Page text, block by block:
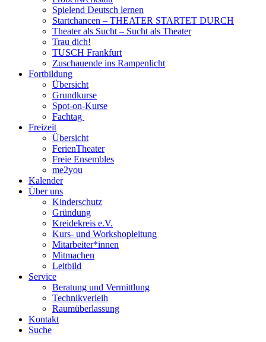
Spielend Deutsch lernen
Startchancen – THEATER STARTET DURCH
Theater als Sucht – Sucht als Theater
Trau dich!
TUSCH Frankfurt
Zuschauende ins Rampenlicht
Fortbildung
Übersicht
Grundkurse
Spot-on-Kurse
Fachtag
Freizeit
Übersicht
FerienTheater
Freie Ensembles
me2you
Kalender
Über uns
Kinderschutz
Gründung
Kreidekreis e.V.
Kurs- und Workshopleitung
Mitarbeiter*innen
Mitmachen
Leitbild
Service
Beratung und Vermittlung
Technikverleih
Raumüberlassung
Kontakt
Suche